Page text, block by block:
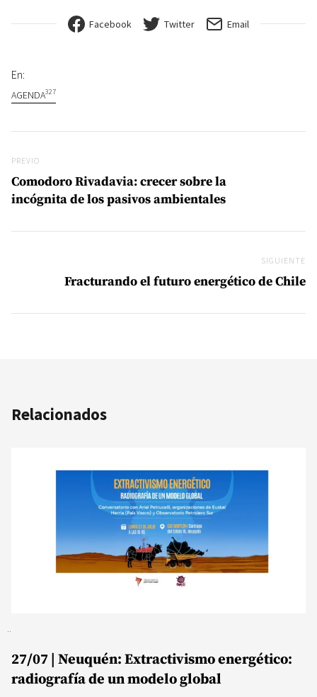
Facebook Twitter Email
En:
AGENDA327
Previo
PREVIO
Comodoro Rivadavia: crecer sobre la
incógnita de los pasivos ambientales
SIGUIENTE
Fracturando el futuro energético de Chile
Relacionados
27/07 | Neuquén: Extractivismo energético:
radiografía de un modelo global